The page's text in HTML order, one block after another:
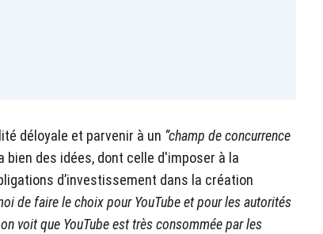
déloyale et parvenir à un “champ de concurrence
bien des idées, dont celle d'imposer à la
d’investissement dans la création
de faire le choix pour YouTube et pour les autorités
voit que YouTube est très consommée par les